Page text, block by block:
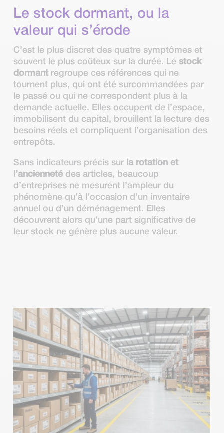
Le stock dormant, ou la
valeur qui s’érode
C’est le plus discret des quatre symptômes et
souvent le plus coûteux sur la durée. Le stock
dormantregroupe ces références qui ne
tournent plus, qui ont été surcommandées par
le passé ou qui ne correspondent plus à la
demande actuelle. Elles occupent de l’espace,
immobilisent du capital, brouillent la lecture des
besoins réels et compliquent l’organisation des
entrepôts.
Sans indicateurs précis sur
la rotation et
l’anciennetédes articles, beaucoup
d’entreprises ne mesurent l’ampleur du
phénomène qu’à l’occasion d’un inventaire
annuel ou d’un déménagement. Elles
découvrent alors qu’une part significative de
leur stock ne génère plus aucune valeur.